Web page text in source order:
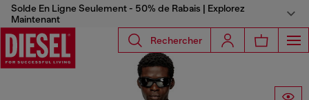
Solde En Ligne Seulement - 50% de Rabais | Explorez
Maintenant
Rechercher